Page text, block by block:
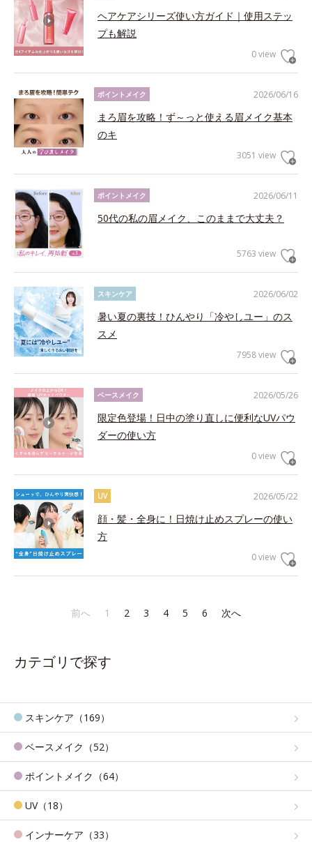
ヘアケアシリーズ使い方ガイド｜使用ステッ
プも解説
0 view
2026/06/16
ポイントメイク
まろ眉を攻略！ず～っと使える眉メイク基本
のキ
3051 view
2026/06/11
ポイントメイク
50代の私の眉メイク、このままで大丈夫？
5763 view
2026/06/02
スキンケア
暑い夏の裏技！ひんやり「冷やしユー」のス
スメ
7958 view
2026/05/26
ベースメイク
限定色登場！日中の塗り直しに便利なUVパウ
ダーの使い方
0 view
2026/05/22
UV
顔・髪・全身に！日焼け止めスプレーの使い
方
0 view
前へ 1 2 3 4 5 6 次へ
カテゴリで探す
スキンケア（169）
ベースメイク（52）
ポイントメイク（64）
UV（18）
インナーケア（33）